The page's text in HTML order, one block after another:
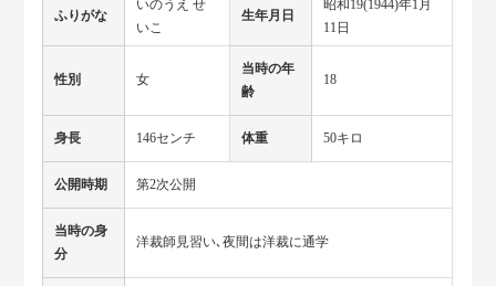
ふりがな
いのうえ せ
いこ
生年月日
昭和19(1944)年1月
11日
性別 女
当時の年
齢
18
身長 146センチ 体重 50キロ
公開時期 第2次公開
当時の身
分
洋裁師見習い､夜間は洋裁に通学